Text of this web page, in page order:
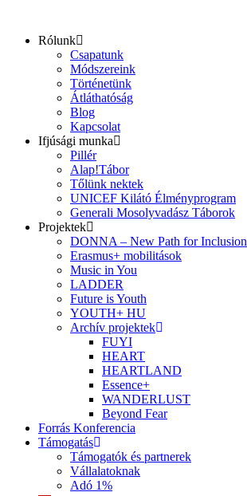
tartalomhoz
Rólunk
Csapatunk
Módszereink
Történetünk
Átláthatóság
Blog
Kapcsolat
Ifjúsági munka
Pillér
Alap!Tábor
Tőlünk nektek
UNICEF Kilátó Élményprogram
Generali Mosolyvadász Táborok
Projektek
DONNA – New Path for Inclusion
Erasmus+ mobilitások
Music in You
LADDER
Future is Youth
YOUTH+ HU
Archív projektek
FUYI
HEART
HEARTLAND
Essence+
WANDERLUST
Beyond Fear
Forrás Konferencia
Támogatás
Támogatók és partnerek
Vállalatoknak
Adó 1%